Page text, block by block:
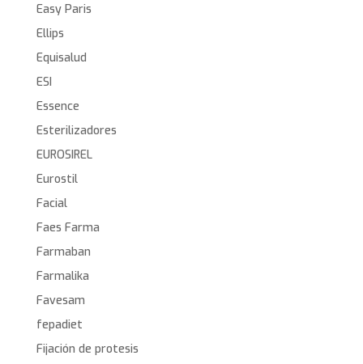
Easy Paris
Ellips
Equisalud
ESI
Essence
Esterilizadores
EUROSIREL
Eurostil
Facial
Faes Farma
Farmaban
Farmalika
Favesam
fepadiet
Fijación de protesis